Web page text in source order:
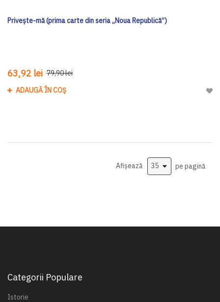
Privește-mă (prima carte din seria „Noua Republică”)
63,92 lei 79,90 lei
ADAUGĂ ÎN COȘ
Afișează pe pagină
Categorii Populare
Istorie